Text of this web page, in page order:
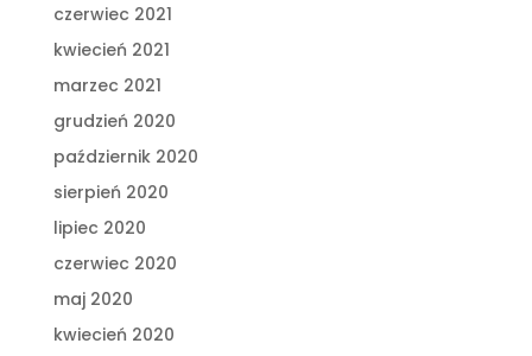
czerwiec 2021
kwiecień 2021
marzec 2021
grudzień 2020
październik 2020
sierpień 2020
lipiec 2020
czerwiec 2020
maj 2020
kwiecień 2020